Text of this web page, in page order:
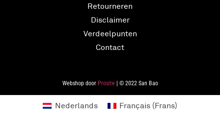
Retourneren
Disclaimer
Verdeelpunten
Contact
Webshop door Prosite| © 2022 San Bao
Nederlands Français(Frans)